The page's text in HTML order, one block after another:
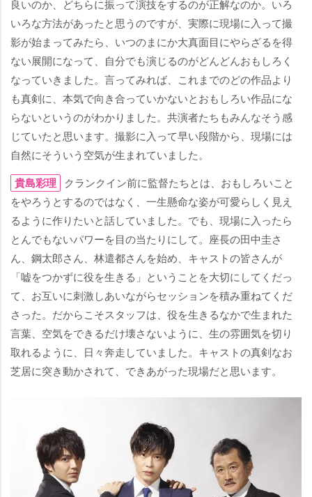
良いのか、どちらに振って演技をするのが正解なのか。いろ
いろな方法があったと思うのですが、実際に現場に入って撮
影が始まってみたら、いつのまにか大真面目にやらざるを得
ない展開になって、自分でも演じるのがどんどんおもしろく
なっていきました。言ってみれば、これまでのどの作品より
も真剣に、本気で向き合っていかないとおもしろい作品にな
らないというのがわかりました。共演者たちもみんなそう感
じていたと思います。撮影に入って早い段階から、現場には
自然にそういう空気が生まれていました。
貴島彩理
クランクイン前に監督たちとは、おもしろいこと
をやろうとするのではなく、一生懸命な姿が可愛らしく見え
るように作りたいと話していました。でも、現場に入ったら
とんでもないパワーを目の当たりにして。座長の田中圭さ
ん、鋼太郎さん、林遣都さんを始め、キャストの皆さんが
「嘘をつかずに役を生きる」ということを大切にしてくだっ
て、お互いに刺激しあいながらセッションを積み重ねてくだ
さった。だからこそスタッフは、役を生きるなかで生まれた
言葉、空気をできるだけ壊さないように、生の雰囲気を切り
取れるように、日々奔走していました。キャストの真剣なお
芝居に突き動かされて、できあがった現場だと思います。